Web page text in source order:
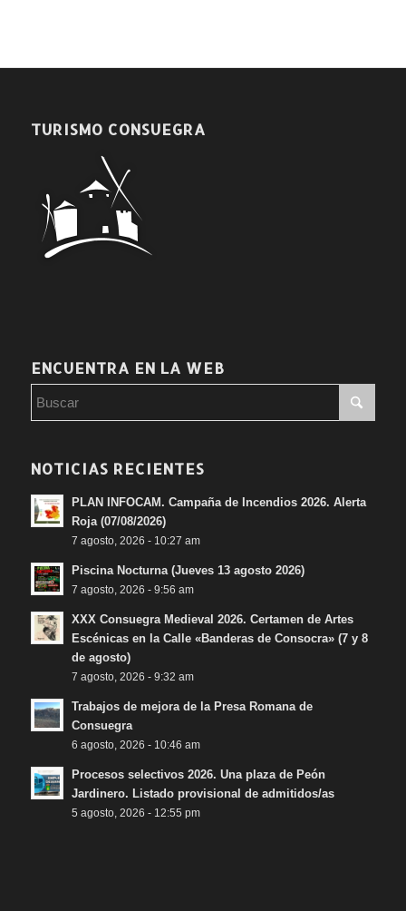
TURISMO CONSUEGRA
ENCUENTRA EN LA WEB
NOTICIAS RECIENTES
PLAN INFOCAM. Campaña de Incendios 2026. Alerta
Roja (07/08/2026)
7 agosto, 2026 - 10:27 am
Piscina Nocturna (Jueves 13 agosto 2026)
7 agosto, 2026 - 9:56 am
XXX Consuegra Medieval 2026. Certamen de Artes
Escénicas en la Calle «Banderas de Consocra» (7 y 8
de agosto)
7 agosto, 2026 - 9:32 am
Trabajos de mejora de la Presa Romana de
Consuegra
6 agosto, 2026 - 10:46 am
Procesos selectivos 2026. Una plaza de Peón
Jardinero. Listado provisional de admitidos/as
5 agosto, 2026 - 12:55 pm